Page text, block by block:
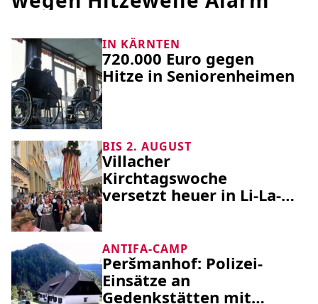
IN KÄRNTEN
720.000 Euro gegen
Hitze in Seniorenheimen
BIS 2. AUGUST
Villacher
Kirchtagswoche
versetzt heuer in Li-La-
ANTIFA-CAMP
Peršmanhof: Polizei-
Einsätze an
Gedenkstätten mit